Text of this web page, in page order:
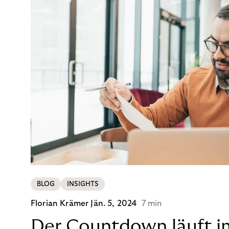
BLOG INSIGHTS
Florian Krämer Jän. 5, 2024 7 min